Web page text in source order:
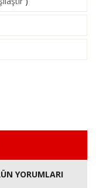
YORUMLARI